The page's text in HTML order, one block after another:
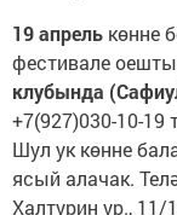
19 апрель көнне
фестивале
клубында
+7(927)030-10-19
Шул ук көнне
ясый алачак.
Халтурин ур., 11/